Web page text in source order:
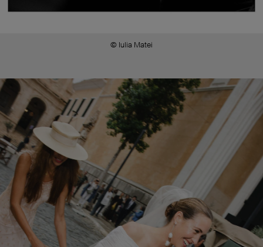
© Iulia Matei